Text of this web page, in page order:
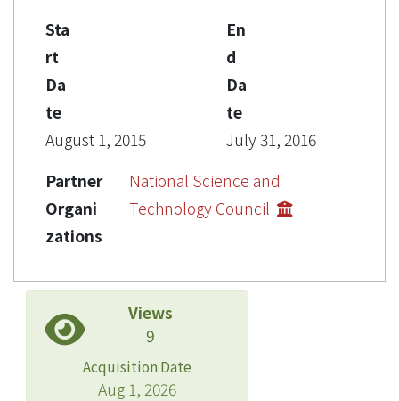
Sta
rt
Da
te
August 1, 2015
En
d
Da
te
July 31, 2016
Partner
Organi
zations
National Science and
Technology Council
Views
9
Acquisition Date
Aug 1, 2026